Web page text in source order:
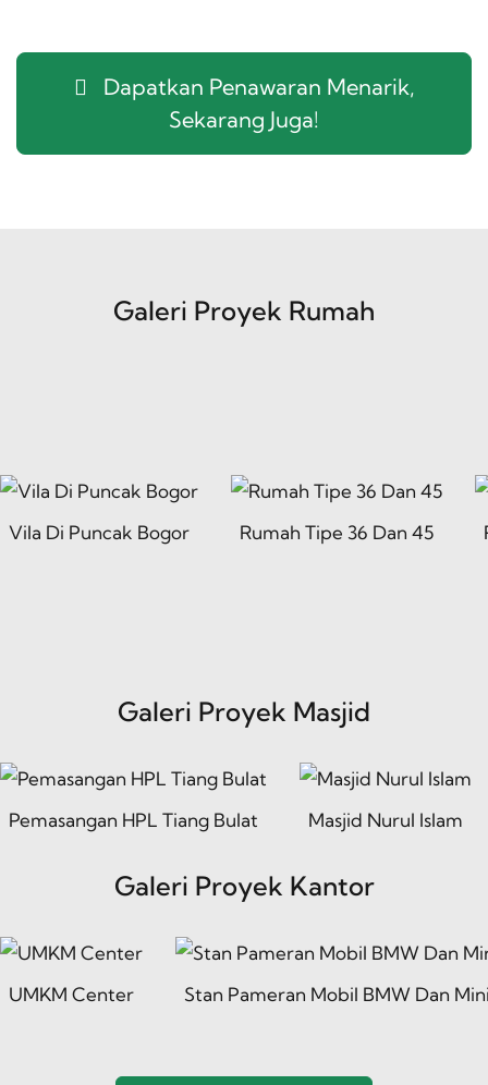
Dapatkan Penawaran Menarik,
Sekarang Juga!
Galeri Proyek Rumah
Di Puncak Bogor Rumah Tipe 36 Dan 45
Galeri Proyek Masjid
HPL Tiang Bulat Masjid Nurul Islam
Galeri Proyek Kantor
UMKM Center Stan Pameran Mobil BMW Dan Mini